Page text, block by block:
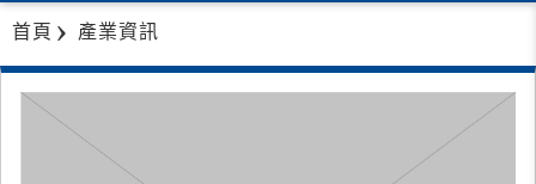
首頁 產業資訊